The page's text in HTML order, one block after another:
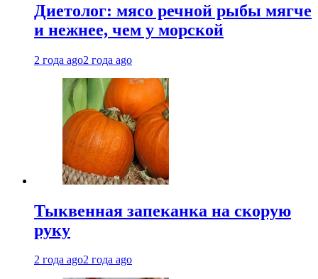
Диетолог: мясо речной рыбы мягче
и нежнее, чем у морской
2 года ago2 года ago
Тыквенная запеканка на скорую
руку
2 года ago2 года ago